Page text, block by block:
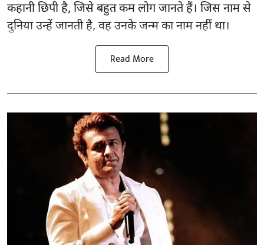
कहानी छिपी है, जिसे बहुत कम लोग जानते हैं। जिस नाम से
दुनिया उन्हें जानती है, वह उनके जन्म का नाम नहीं था।
Read More